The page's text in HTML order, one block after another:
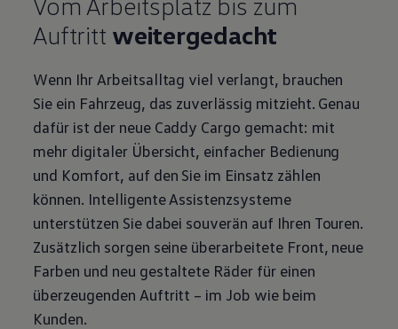
Auftritt weitergedacht
Wenn Ihr Arbeitsalltag viel verlangt, brauchen
Sie ein Fahrzeug, das zuverlässig mitzieht. Genau
dafür ist der neue Caddy Cargo gemacht: mit
mehr digitaler Übersicht, einfacher Bedienung
und Komfort, auf den Sie im Einsatz zählen
können. Intelligente Assistenzsysteme
unterstützen Sie dabei souverän auf Ihren Touren.
Zusätzlich sorgen seine überarbeitete Front, neue
Farben und neu gestaltete Räder für einen
überzeugenden Auftritt – im Job wie beim
Kunden.